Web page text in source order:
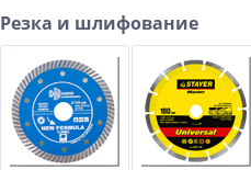
Резка и шлифование